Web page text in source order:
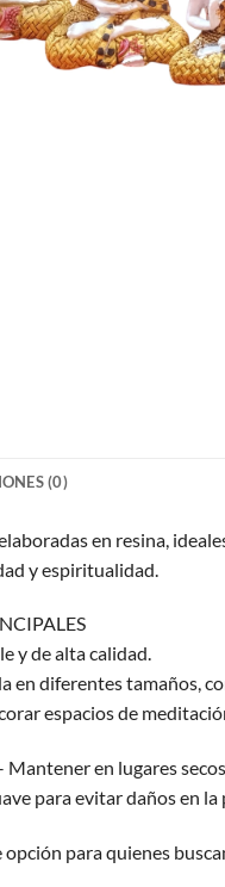
(0)
en resina,
y espiritualidad.
y de alta calidad.
en diferentes tamaños,
espacios de
en lugares
para evitar daños en
opción para quienes